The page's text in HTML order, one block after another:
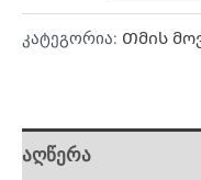
კატეგორია: Თმის
აღწერა